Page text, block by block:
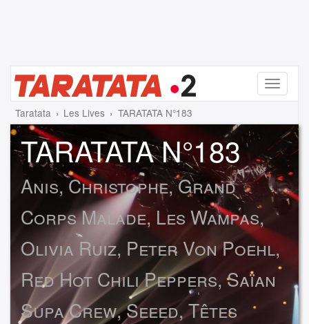
Menu
Taratata Les Lives TARATATA N°183
TARATATA N°183
Anis, Christophe, Grand
Corps Malade, Les Wampas,
Olivia Ruiz, Peter Von Poehl,
Red Hot Chili Peppers, Saïan
Supa Crew, Seeed, Têtes